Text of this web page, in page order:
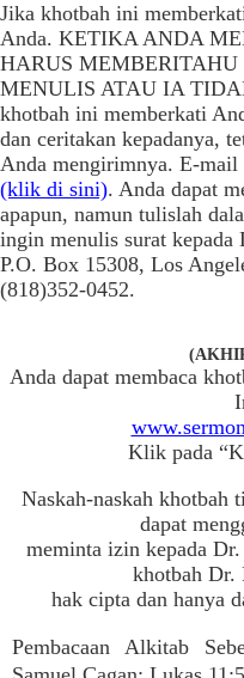
Jika khotbah ini
Anda. KETIKA ANDA
HARUS
MENULIS ATAU IA
khotbah ini memberkati
dan ceritakan kepadanya,
Anda mengirimnya. E-
(klik di sini). Anda dapat
apapun, namun tulislah
ingin menulis surat kepada
P.O. Box 15308, Los
(818)352-0452.
Anda dapat membaca
Klik pada
Naskah-naskah
dapat
meminta izin kepada
khotbah Dr.
hak cipta dan hanya
Pembacaan Alkitab